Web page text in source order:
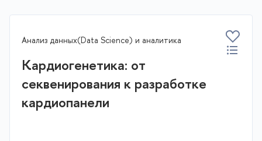
Анализ данных(Data Science) и аналитика
Кардиогенетика: от
секвенирования к разработке
кардиопанели